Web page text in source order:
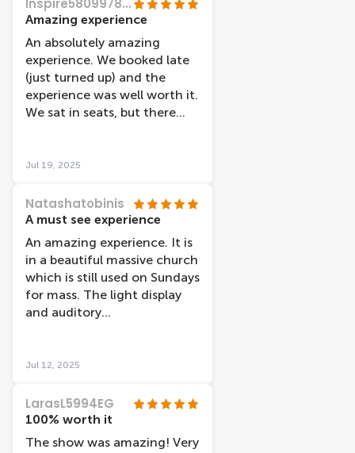
Inspire58099789003
Amazing experience
An absolutely amazing
experience. We booked late
(just turned up) and the
experience was well worth it.
We sat in seats, but there
captivating. Well worth the
from the station and nice
cafes nearby for a snack
whilst waiting for our slot.
Jul 19, 2025
Natashatobinis
A must see experience
An amazing experience. It is
in a beautiful massive church
which is still used on Sundays
for mass. The light display
and auditory
wonderful show. You can sit
put on the floor. Employees
are friendly and it is well
worth going to see. Thank
Jul 12, 2025
LarasL5994EG
100% worth it
The show was amazing! Very